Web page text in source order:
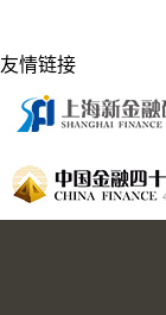
友情链接